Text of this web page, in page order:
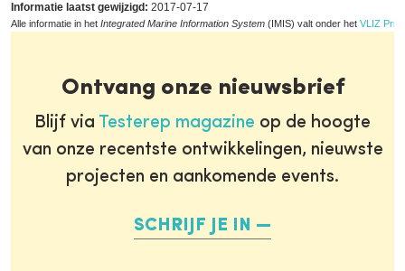
Informatie laatst gewijzigd: 2017-07-17
Alle informatie in het Integrated Marine Information System (IMIS) valt onder het VLIZ
Ontvang onze nieuwsbrief
Blijf via Testerep magazine op de hoogte
van onze recentste ontwikkelingen, nieuwste
projecten en aankomende events.
SCHRIJF JE IN